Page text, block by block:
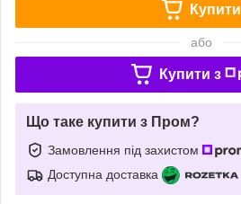
Купити
або
Купити з
Що таке купити з Пром?
Замовлення під захистом
Доступна доставка